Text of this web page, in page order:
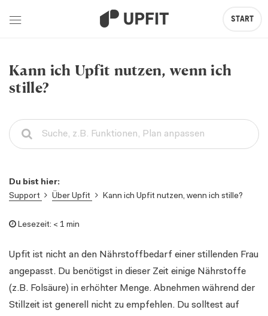
Kann ich Upfit nutzen, wenn ich
stille?
Du bist hier:
Support
Über Upfit Kann ich Upfit nutzen, wenn ich stille?
Lesezeit: < 1 min
Upfit ist nicht an den Nährstoffbedarf einer stillenden Frau
angepasst. Du benötigst in dieser Zeit einige Nährstoffe
(z.B. Folsäure) in erhöhter Menge. Abnehmen während der
Stillzeit ist generell nicht zu empfehlen. Du solltest auf
START